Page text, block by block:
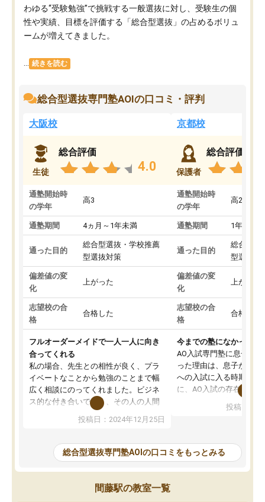
わゆる“受験勉強”で挑戦する一般選抜に対し、受験生の個
性や実績、目標を評価する「総合型選抜」の占めるボリュ
ームが増えてきました。
続きを読む
総合型選抜専門塾AOIの口コミ・評判
大阪校
生徒
総合評価
4.0
通塾開始時
の学年
高3
通塾期間 4ヵ月～1年未満
通った目的
総合型選抜・学校推薦
型選抜対策
偏差値の変
化
上がった
志望校の合
格
合格した
フルオーダーメイドで一人一人に向き
合ってくれる
私の場合、先生との相性が良く、プラ
イベートなことから勉強のことまで幅
広く相談にのってくれました。ビジネ
ス的な付き合いでなく、その人の人間
性までを適切に把握し、むきあってい
るなぁと強く感じることできました。
と相談すると、他の先生も紹介してく
ださり、客観的なアドバイスもいただ
くことができました（志望理由・自己
PR等の添削において）。そして、なに
より自習室が解放されている点がよか
投稿日：2024年12月25日
京都校
保護者
総合評価
通塾開始時
の学年
高2
通塾期間 1年以上
通った目的
総合型選
型選抜対
偏差値の変
化
上がった
志望校の合
格
合格した
今までの塾になかった
AO入試専門塾に息子を
った理由は、息子が高校
への入試に入る時期に差
に、AO入試の存在を息
たことから、AOIに入塾
で、AO入試を改めて知
それに対しての具体的な
ことでした。更に子供の
投稿日：
総合型選抜専門塾AOIの口コミをもっとみる
間藤駅の教室一覧